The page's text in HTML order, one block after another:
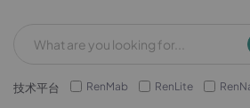
技术平台 RenMab RenLite